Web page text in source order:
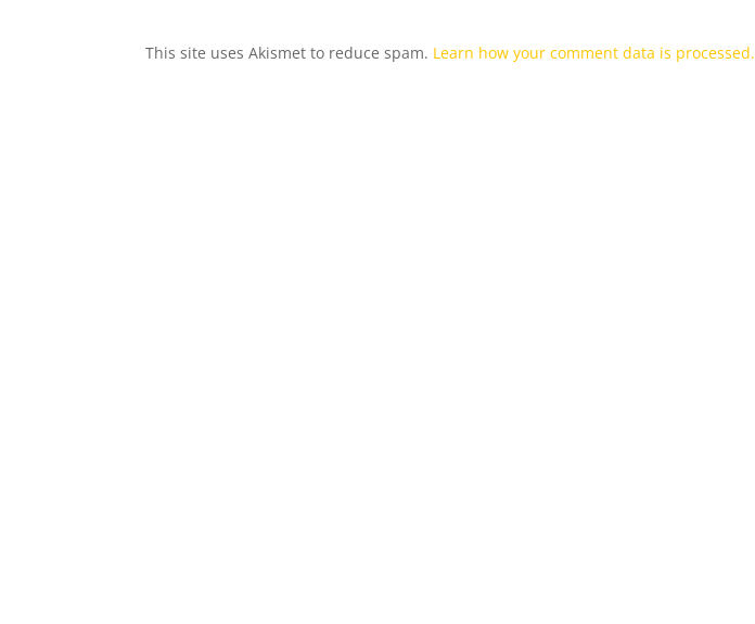
This site uses Akismet to reduce spam. Learn how your comment data is processed.